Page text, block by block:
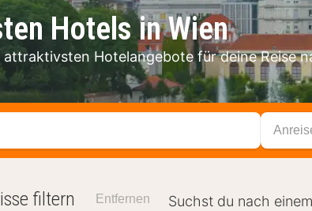
Hotels in Wien
Hotelangebote für deine Reise
oder Hotel suchen
Suchst du nach
filtern Entfernen